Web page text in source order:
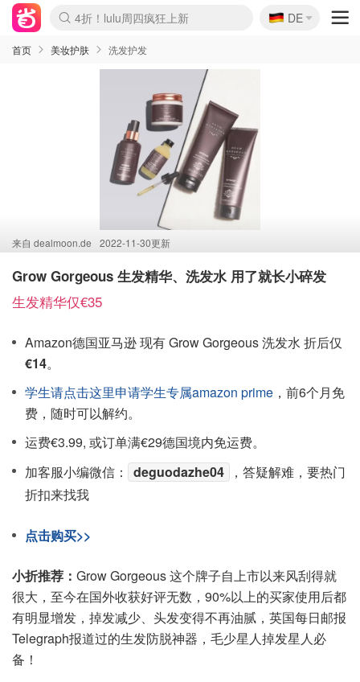
Boticinal 夏促开抢！
4折！lulu周四疯狂上新
还没结束！&OtherStories大促
Joybuy变相75折 随时失效
速领！Stanley独家85折
疑似霸哥！Camper额外叠85折
Zalando 奥莱闪促！每日更新
Moncler反季囤！5折起+叠9折
Coach Brooklyn仅€192
🇩🇪
DE
首页 美妆护肤 洗发护发
来自 dealmoon.de 2022-11-30更新
Grow Gorgeous 生发精华、洗发水 用了就长小碎发
生发精华仅€35
Amazon德国亚马逊 现有 Grow Gorgeous 洗发水 折后仅
€14。
学生请点击这里申请学生专属amazon prime ，前6个月免
费，随时可以解约。
运费€3.99, 或订单满€29德国境内免运费。
加客服小编微信：
deguodazhe04
，答疑解难，要热门
折扣来找我
点击购买>>
小折推荐： Grow Gorgeous 这个牌子自上市以来风刮得就
很大，至今在国外收获好评无数，90%以上的买家使用后都
有明显增发，掉发减少、头发变得不再油腻，英国每日邮报
Telegraph报道过的生发防脱神器，毛少星人掉发星人必
备！